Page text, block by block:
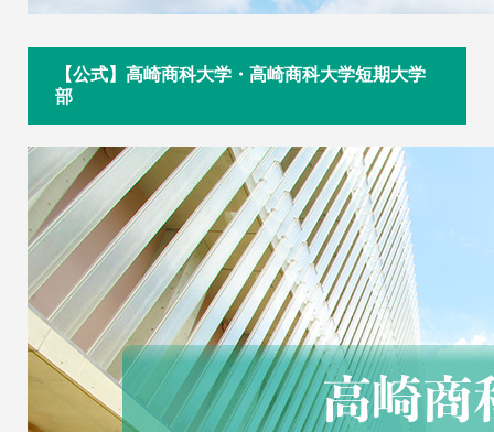
【公式】高崎商科大学・高崎商科大学短期大学
部